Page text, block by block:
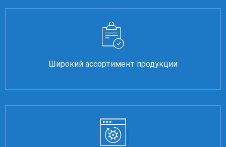
Широкий ассортимент продукции